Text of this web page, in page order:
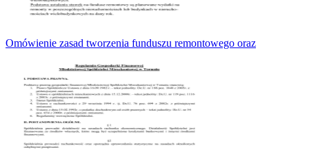
Omówienie zasad tworzenia funduszu remontowego oraz